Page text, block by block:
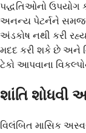
પદ્ધતિઓનો ઉપયોગ
અનન્ય પેટર્નને
અંડકોષ નથી કરી
મદદ કરી શકે છે અને
ટેકો આપવાના
શાંતિ
વિલંબિત માસિક